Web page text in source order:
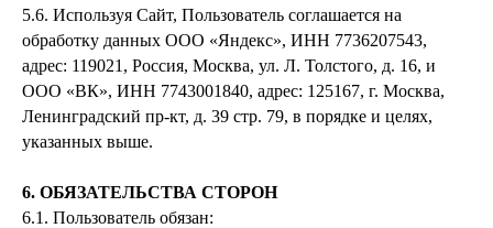
5.6. Используя Сайт, Пользователь соглашается на
обработку данных ООО «Яндекс», ИНН 7736207543,
адрес: 119021, Россия, Москва, ул. Л. Толстого, д. 16, и
ООО «ВК», ИНН 7743001840, адрес: 125167, г. Москва,
Ленинградский пр-кт, д. 39 стр. 79, в порядке и целях,
указанных выше.
6. ОБЯЗАТЕЛЬСТВА СТОРОН
6.1. Пользователь обязан: